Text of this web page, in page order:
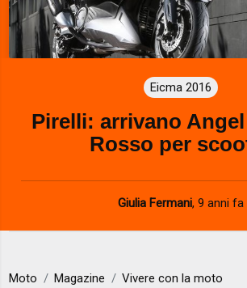
Eicma 2016
Pirelli: arrivano
Rosso per
Giulia Fermani, 9 anni fa
Moto Magazine Vivere con la moto